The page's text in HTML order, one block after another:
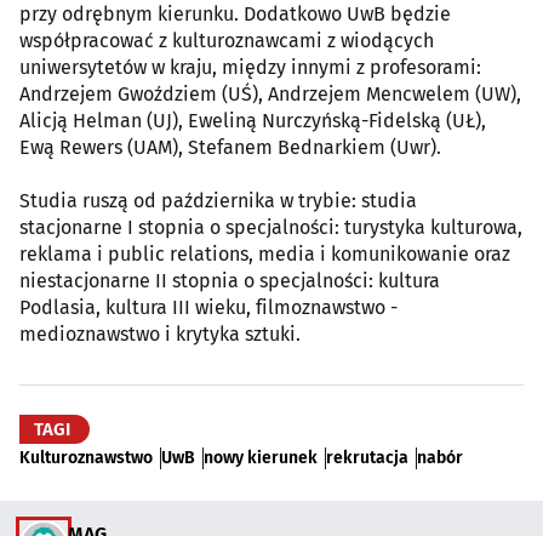
przy odrębnym kierunku. Dodatkowo UwB będzie
współpracować z kulturoznawcami z wiodących
uniwersytetów w kraju, między innymi z profesorami:
Andrzejem Gwoździem (UŚ), Andrzejem Mencwelem (UW),
Alicją Helman (UJ), Eweliną Nurczyńską-Fidelską (UŁ),
Ewą Rewers (UAM), Stefanem Bednarkiem (Uwr).
Studia ruszą od października w trybie: studia
stacjonarne I stopnia o specjalności: turystyka kulturowa,
reklama i public relations, media i komunikowanie oraz
niestacjonarne II stopnia o specjalności: kultura
Podlasia, kultura III wieku, filmoznawstwo -
medioznawstwo i krytyka sztuki.
TAGI
Kulturoznawstwo UwB nowy kierunek rekrutacja nabór